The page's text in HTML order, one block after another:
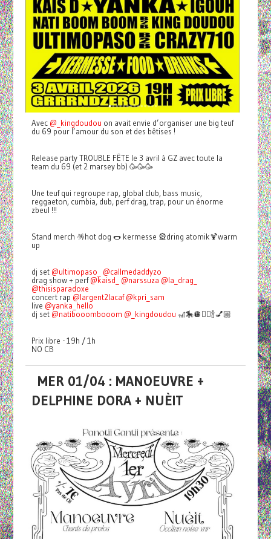
Avec @_kingdoudou on avait envie d’organiser une big teuf
du 69 pour l’amour du son et des bêtises !
Release party TROUBLE FÊTE le 3 avril à GZ avec toute la
team du 69 (et 2 marsey bb) 🥳🥳🥳
Une teuf qui regroupe rap, global club, bass music,
reggaeton, cumbia, dub, perf drag, trap, pour un énorme
zbeul !!!
Stand merch 🪅hot dog 🌭 kermesse 🎡dring atomik🍹warm
up
dj set @ultimopaso_
@callmedaddyzo
drag show + perf@kaisd_ @narssuza @la_drag_
@thisisparadoxe
concert rap @largent2lacaf @kpri_sam
live @yanka_hello
dj set @natibooombooom @_kingdoudou 🎢🎠🪩👯‍♀️🍾💅🏼
Prix libre - 19h / 1h
NO CB
MER 01/04 : MANOEUVRE +
DELPHINE DORA + NUÈIT